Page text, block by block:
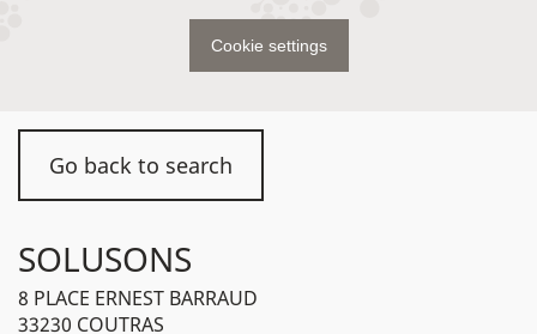
Go back to search
SOLUSONS
8 PLACE ERNEST BARRAUD
33230 COUTRAS
Cookie settings